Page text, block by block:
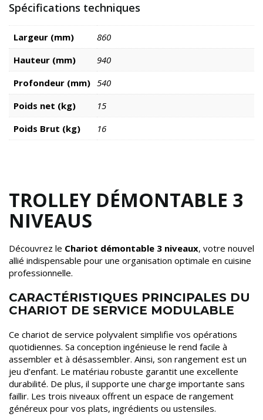
Spécifications techniques
Largeur (mm)
860
Hauteur (mm)
940
Profondeur (mm) 540
Poids net (kg)
15
Poids Brut (kg)
16
TROLLEY DÉMONTABLE 3
NIVEAUS
Découvrez le Chariot démontable 3 niveaux, votre nouvel
allié indispensable pour une organisation optimale en cuisine
professionnelle.
CARACTÉRISTIQUES PRINCIPALES DU
CHARIOT DE SERVICE MODULABLE
Ce chariot de service polyvalent simplifie vos opérations
quotidiennes. Sa conception ingénieuse le rend facile à
assembler et à désassembler. Ainsi, son rangement est un
jeu d’enfant. Le matériau robuste garantit une excellente
durabilité. De plus, il supporte une charge importante sans
faillir. Les trois niveaux offrent un espace de rangement
généreux pour vos plats, ingrédients ou ustensiles.